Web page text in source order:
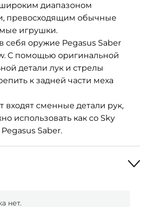
диапазоном
превосходящим обычные
игрушки.
себя оружие Pegasus Saber
С помощью оригинальной
детали лук и стрелы
к задней части меха
входят сменные детали рук,
использовать как со Sky
Pegasus Saber.
нет.